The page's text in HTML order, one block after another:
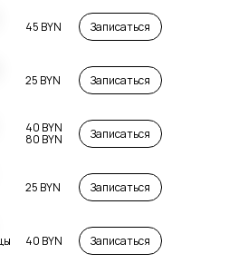
45 BYN Записаться
25 BYN Записаться
40 BYN
80 BYN Записаться
25 BYN Записаться
40 BYN Записаться